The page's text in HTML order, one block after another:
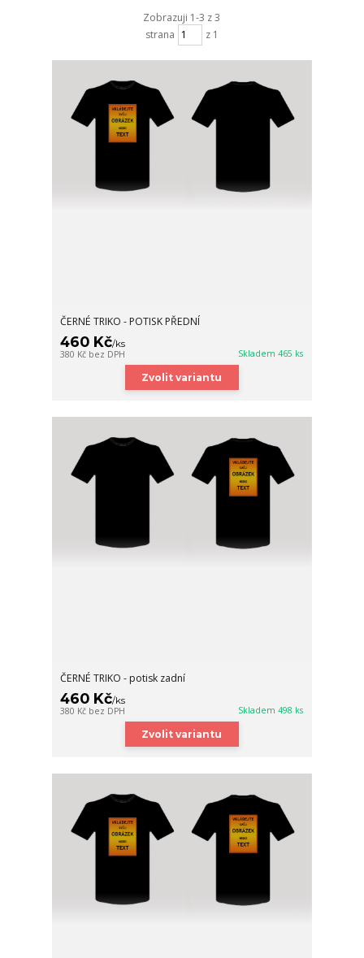
Zobrazuji 1-3 z 3
strana
z 1
ČERNÉ TRIKO - POTISK PŘEDNÍ
460 Kč/ks
380 Kč bez DPH Skladem 465 ks
Zvolit variantu
ČERNÉ TRIKO - potisk zadní
460 Kč/ks
380 Kč bez DPH Skladem 498 ks
Zvolit variantu